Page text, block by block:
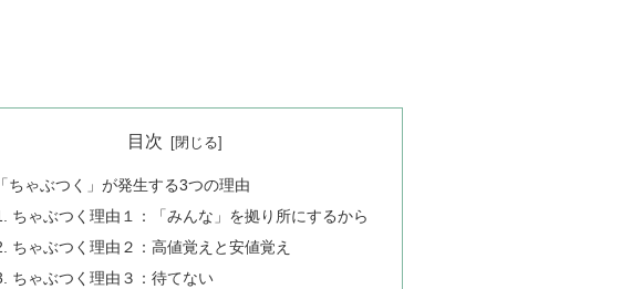
目次
「ちゃぶつく」が発生する3つの理由
ちゃぶつく理由１：「みんな」を拠り所にするから
ちゃぶつく理由２：高値覚えと安値覚え
ちゃぶつく理由３：待てない